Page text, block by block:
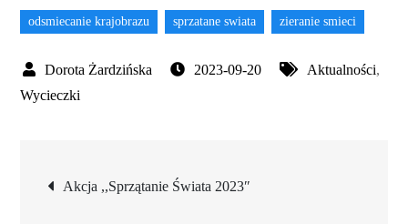
odsmiecanie krajobrazu sprzatane swiata zieranie smieci
2023-09-20 Aktualności,
Wycieczki
Nawigacja
Akcja ,,Sprzątanie Świata 2023″